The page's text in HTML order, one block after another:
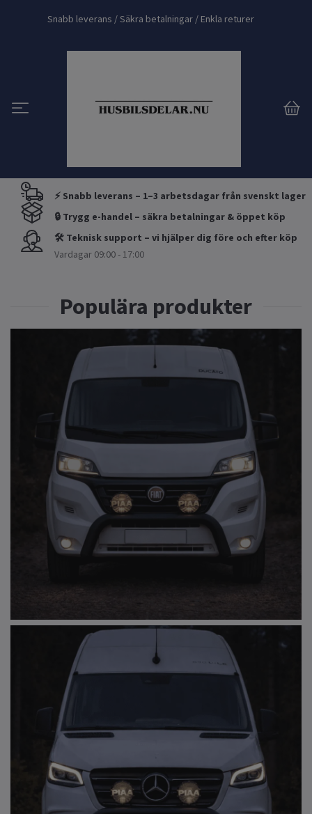
Snabb leverans / Säkra betalningar / Enkla returer
⚡ Snabb leverans – 1–3 arbetsdagar från svenskt lager
🔒 Trygg e-handel – säkra betalningar & öppet köp
🛠 Teknisk support – vi hjälper dig före och efter köp
Vardagar 09:00 - 17:00